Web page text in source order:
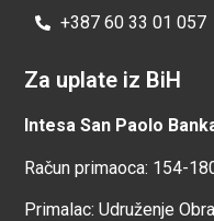
+387 60 33 01 057
Za uplate iz BiH
Intesa San Paolo
Račun primaoca: 154-
Primalac: Udruženje